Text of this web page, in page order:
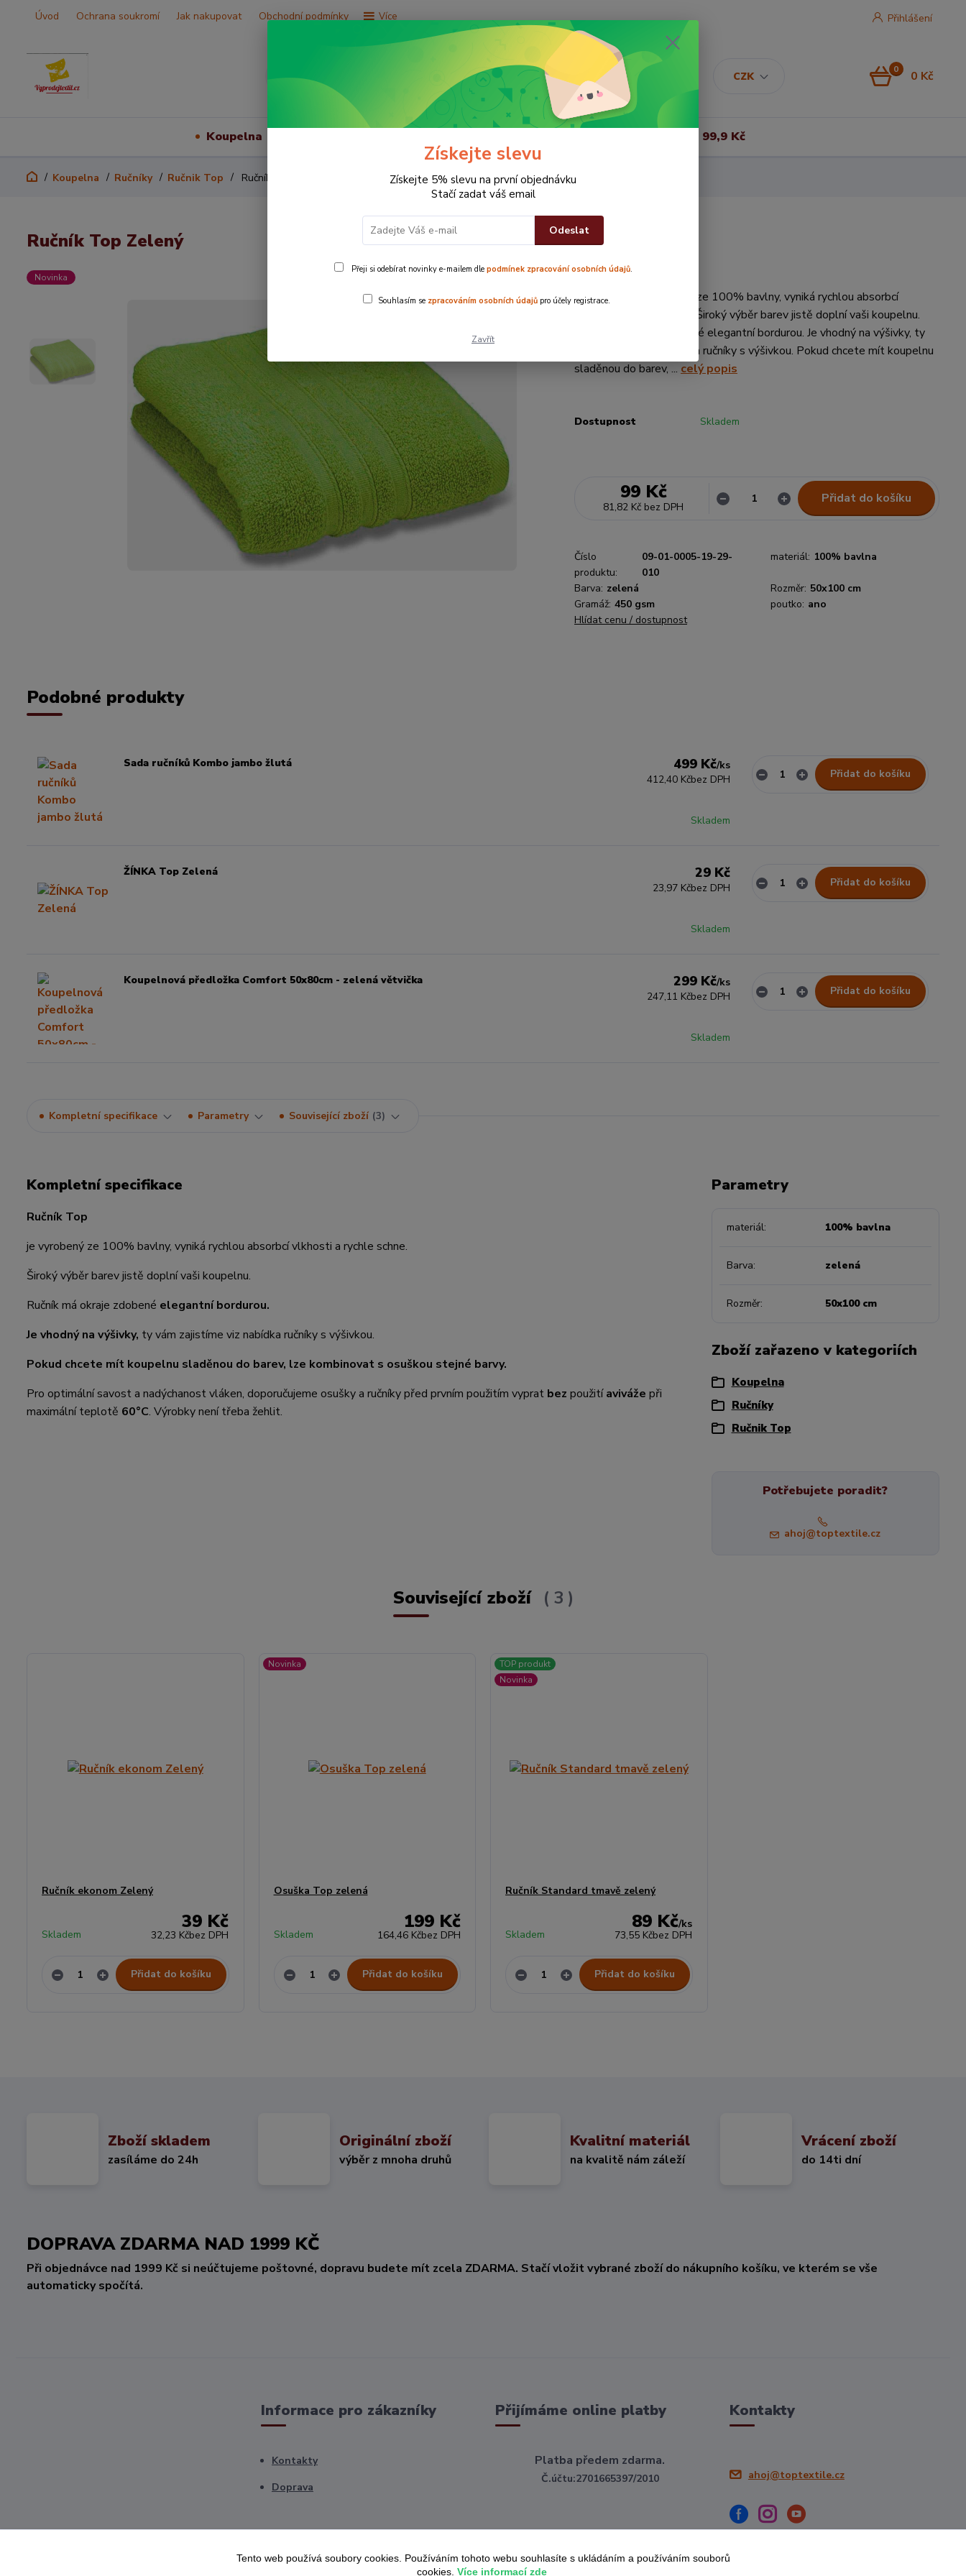
Úvod Ochrana soukromí Jak nakupovat Obchodní podmínky Více
CZK
Přihlášení
0 0 Kč
Koupelna Vše za 99,9 Kč
Koupelna Ručníky Ručnik Top Ručník Top Zelený
Ručník Top Zelený
Novinka
Ručník Top je vyrobený ze 100% bavlny, vyniká rychlou absorbcí
vlkhosti a rychle schne. Široký výběr barev jistě doplní vaši koupelnu.
Ručník má okraje zdobené elegantní bordurou. Je vhodný na výšivky, ty
vám zajistíme viz nabídka ručníky s výšivkou. Pokud chcete mít koupelnu
sladěnou do barev, ... celý popis
Dostupnost Skladem
99 Kč
81,82 Kč bez DPH
Přidat do košíku
Číslo
produktu:
09-01-0005-19-29-
010
materiál: 100% bavlna
Barva: zelená Rozměr: 50x100 cm
Gramáž: 450 gsm poutko: ano
Hlídat cenu / dostupnost
Podobné produkty
Sada ručníků Kombo jambo žlutá 499 Kč/ks
412,40 Kčbez DPH
Skladem
Přidat do košíku
ŽÍNKA Top Zelená 29 Kč
23,97 Kčbez DPH
Skladem
Přidat do košíku
Koupelnová předložka Comfort 50x80cm - zelená větvička 299 Kč/ks
247,11 Kčbez DPH
Skladem
Přidat do košíku
Kompletní specifikace Parametry Související zboží 3
Kompletní specifikace
Ručník Top
je vyrobený ze 100% bavlny, vyniká rychlou absorbcí vlkhosti a rychle schne.
Široký výběr barev jistě doplní vaši koupelnu.
Ručník má okraje zdobené elegantní bordurou.
Je vhodný na výšivky, ty vám zajistíme viz nabídka ručníky s výšivkou.
Pokud chcete mít koupelnu sladěnou do barev, lze kombinovat s osuškou stejné barvy.
Pro optimální savost a nadýchanost vláken, doporučujeme osušky a ručníky před prvním použitím vyprat bez použitíaviváže při
maximální teplotě 60°C. Výrobky není třeba žehlit.
Parametry
materiál 100% bavlna
Barva zelená
Rozměr 50x100 cm
Zboží zařazeno v kategoriích
Koupelna
Ručníky
Ručnik Top
Potřebujete poradit?
ahoj@toptextile.cz
Související zboží 3
Ručník ekonom Zelený
39 Kč
32,23 Kčbez DPH
Skladem
Přidat do košíku
Novinka
Osuška Top zelená
199 Kč
164,46 Kčbez DPH
Skladem
Přidat do košíku
TOP produkt
Novinka
Ručník Standard tmavě zelený
89 Kč/ks
73,55 Kčbez DPH
Skladem
Přidat do košíku
Zboží skladem
zasíláme do 24h
Originální zboží
výběr z mnoha druhů
Kvalitní materiál
na kvalitě nám záleží
Vrácení zboží
do 14ti dní
DOPRAVA ZDARMA NAD 1999 KČ
Při objednávce nad 1999 Kč si neúčtujeme poštovné, dopravu budete mít zcela ZDARMA. Stačí vložit vybrané zboží do nákupního košíku, ve kterém se vše
automaticky spočítá.
Informace pro zákazníky
Kontakty
Doprava
Přijímáme online platby
Platba předem zdarma.
Č.účtu:2701665397/2010
Kontakty
ahoj@toptextile.cz
Získejte slevu
Získejte 5% slevu na první objednávku
Stačí zadat váš email
Odeslat
Přeji si odebírat novinky e-mailem dle podmínek zpracování osobních údajů.
Souhlasím se zpracováním osobních údajů pro účely registrace.
Zavřít
Tento web používá soubory cookies. Používáním tohoto webu souhlasíte s ukládáním a používáním souborů
cookies. Více informací zde